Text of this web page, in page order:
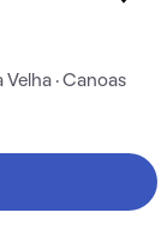
· Canoas